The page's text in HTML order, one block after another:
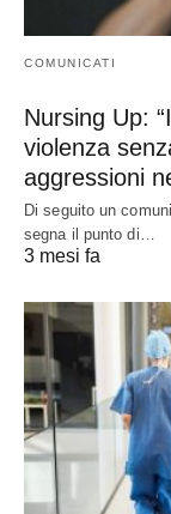
COMUNICATI
Nursing Up:
violenza
aggressioni
Di seguito un
segna il punto di…
3 mesi fa